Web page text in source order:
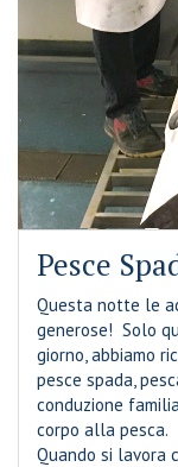
Pesce
Questa notte le
generose! Solo
giorno, abbiamo
pesce spada,
conduzione
corpo alla pesca.
Quando si lavora